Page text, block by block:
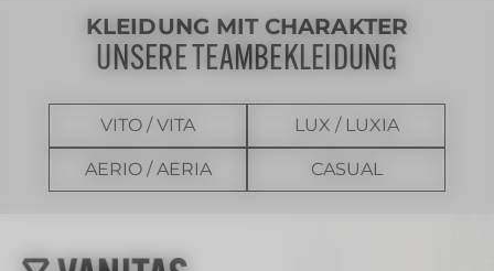
KLEIDUNG MIT CHARAKTER
UNSERE TEAMBEKLEIDUNG
VITO / VITA LUX / LUXIA
AERIO / AERIA CASUAL